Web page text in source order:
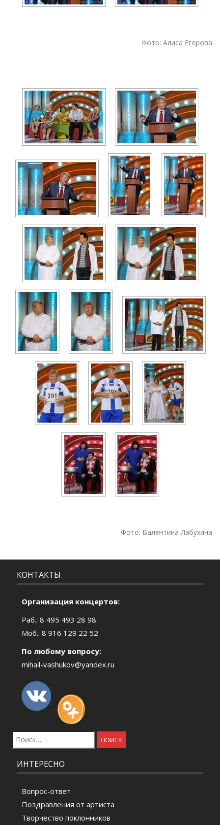
Фото: Алиса Егорова
Фото: Валентина Лабухина
КОНТАКТЫ
Организация концертов:
Раб.: 8 495 493 28 98
Моб.: 8 916 129 22 52
По любому вопросу:
mihail-vashukov@yandex.ru
Найти:
ИНТЕРЕСНО
Вопрос-ответ
Поздравления от артиста
Творчество поклонников